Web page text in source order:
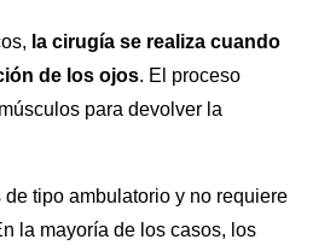
la cirugía se realiza cuando
de los ojos. El proceso
para devolver la
de tipo ambulatorio y no requiere
la mayoría de los casos, los